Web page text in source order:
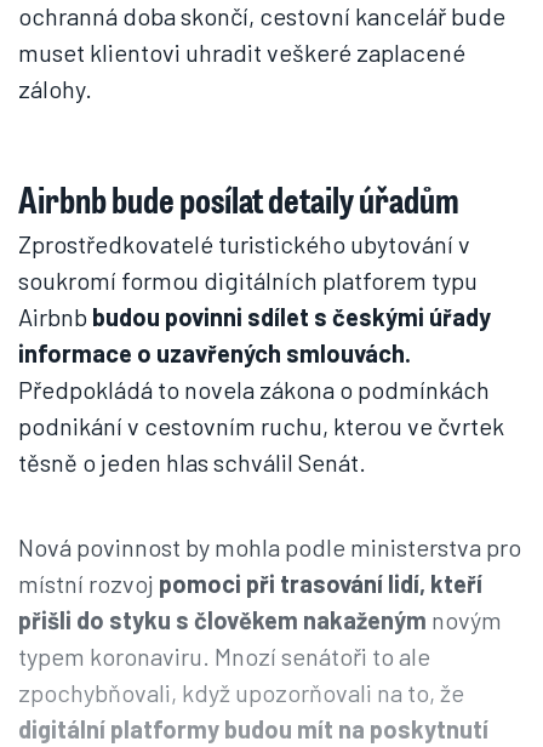
ochranná doba skončí, cestovní kancelář bude
muset klientovi uhradit veškeré zaplacené
zálohy.
Airbnb bude posílat detaily úřadům
Zprostředkovatelé turistického ubytování v
soukromí formou digitálních platforem typu
Airbnb budou povinni sdílet s českými úřady
informace o uzavřených smlouvách.
Předpokládá to novela zákona o podmínkách
podnikání v cestovním ruchu, kterou ve čvrtek
těsně o jeden hlas schválil Senát.
Nová povinnost by mohla podle ministerstva pro
místní rozvoj pomoci při trasování lidí, kteří
přišli do styku s člověkem nakaženým novým
typem koronaviru. Mnozí senátoři to ale
zpochybňovali, když upozorňovali na to, že
digitální platformy budou mít na poskytnutí